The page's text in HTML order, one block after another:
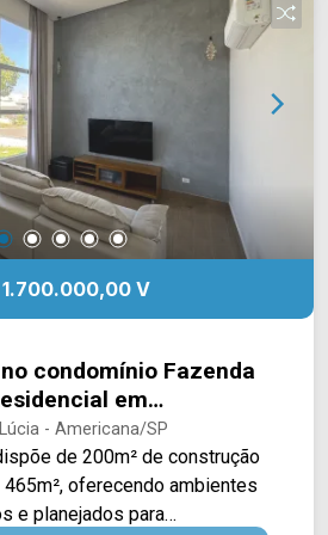
Menos e Delta
de farmácias, escolas e
A região também
à Avenida Brasil e à Rodovia
304), facilitando os
e região. Entre em
da Arbix Imóveis e agende
em cada momento.
1.700.000,00 V
condomínio Fazenda
em
- Americana/SP
de 200m² de construção
oferecendo ambientes
e planejados para